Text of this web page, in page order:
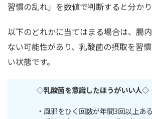
習慣の乱れ」を数値で判断すると分かり
以下のどれかに当てはまる場合は、腸
ない可能性があり、乳酸菌の摂取を習
い状態です。
◇乳酸菌を意識したほうがいい人◇
・風邪をひく回数が年間3回以上ある